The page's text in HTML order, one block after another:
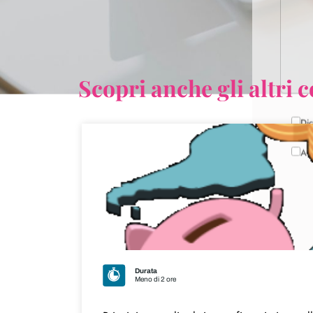
Scopri anche gli altri
Durata
Meno di 2 ore